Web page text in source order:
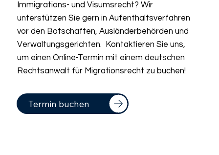
Immigrations- und Visumsrecht? Wir
unterstützen Sie gern in Aufenthaltsverfahren
vor den Botschaften, Ausländerbehörden und
Verwaltungsgerichten. Kontaktieren Sie uns,
um einen Online-Termin mit einem deutschen
Rechtsanwalt für Migrationsrecht zu buchen!
Termin buchen